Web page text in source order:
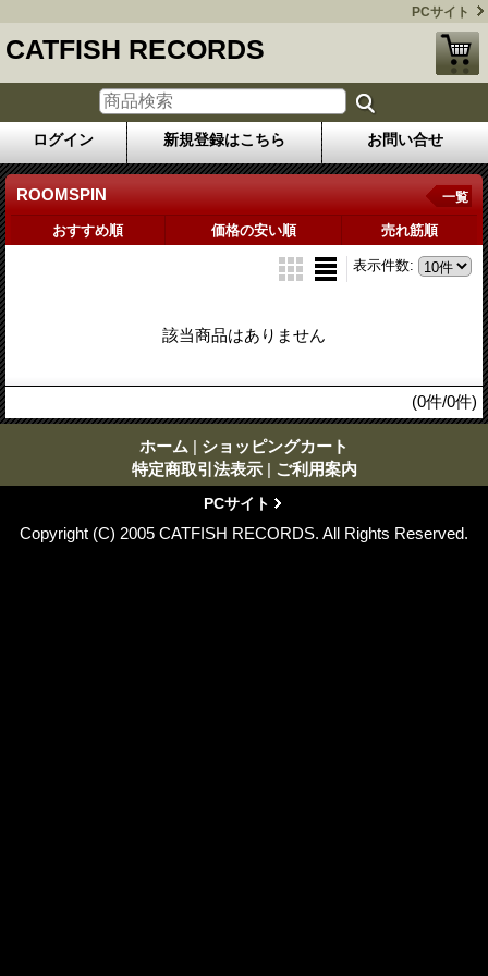
PCサイト
CATFISH RECORDS
ログイン 新規登録はこちら お問い合せ
ROOMSPIN 一覧
おすすめ順 価格の安い順 売れ筋順
表示件数:
該当商品はありません
(0件/0件)
ホーム | ショッピングカート
特定商取引法表示 | ご利用案内
PCサイト
Copyright (C) 2005 CATFISH RECORDS. All Rights Reserved.